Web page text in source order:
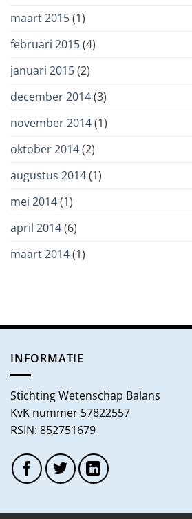
maart 2015(1)
februari 2015(4)
januari 2015(2)
december 2014(3)
november 2014(1)
oktober 2014(2)
augustus 2014(1)
mei 2014(1)
april 2014(6)
maart 2014(1)
INFORMATIE
Stichting Wetenschap Balans
KvK nummer 57822557
RSIN: 852751679